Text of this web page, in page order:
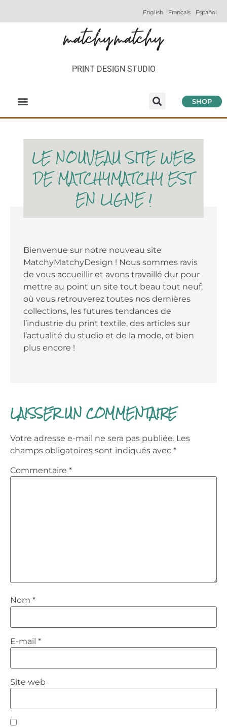
English Français Español
PRINT DESIGN STUDIO
SHOP
LE NOUVEAU SITE WEB
DE MATCHYMATCHY EST
EN LIGNE !
Bienvenue sur notre nouveau site
MatchyMatchyDesign ! Nous sommes ravis
de vous accueillir et avons travaillé dur pour
mettre au point un site tout beau tout neuf,
où vous retrouverez toutes nos dernières
collections, les futures tendances de
l’industrie du print textile, des articles sur
l’actualité du studio et de la mode, et bien
plus encore !
LAISSER UN COMMENTAIRE
Votre adresse e-mail ne sera pas publiée. Les
champs obligatoires sont indiqués avec *
Commentaire *
Nom *
E-mail *
Site web